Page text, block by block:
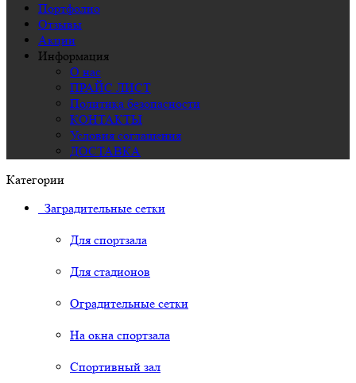
Портфолио
Отзывы
Акции
Информация
О нас
ПРАЙС ЛИСТ
Политика безопасности
КОНТАКТЫ
Условия соглашения
ДОСТАВКА
Категории
Заградительные сетки
Для спортзала
Для стадионов
Оградительные сетки
На окна спортзала
Спортивный зал